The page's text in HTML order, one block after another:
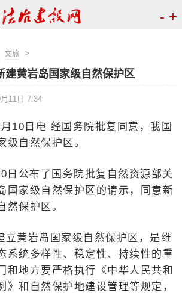
- +
文旅>
建黄岩岛国家级自然保护区
11日 7:34
10日电 经国务院批复同意，我国
级自然保护区。
日公布了国务院批复自然资源部关
国家级自然保护区的请示，同意新
然保护区。
立黄岩岛国家级自然保护区，是维
系统多样性、稳定性、持续性的重
和地方要严格执行《中华人民共和
》和自然保护地建设管理等规定，